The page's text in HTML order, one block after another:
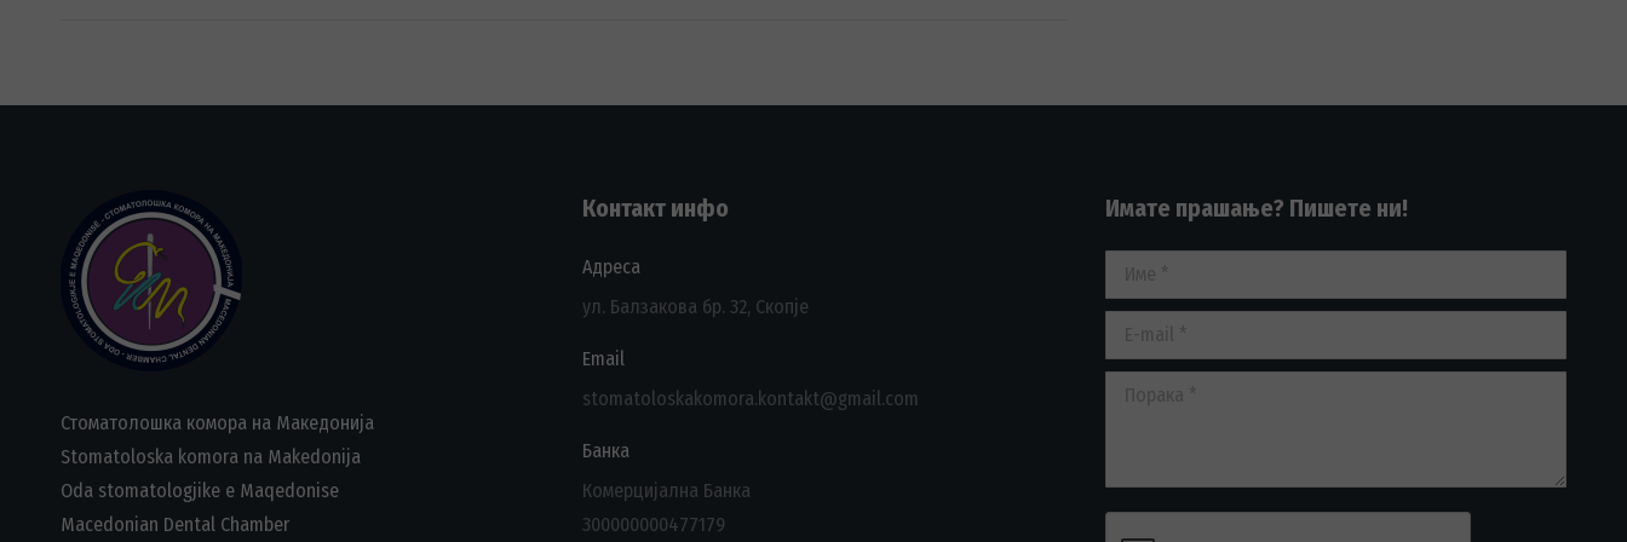
Стоматолошка комора на Македонија
Stomatoloska komora na Makedonija
Oda stomatologjike e Maqedonise
Macedonian Dental Chamber
Контакт инфо
Адреса
ул. Балзакова бр. 32, Скопје
Email
stomatoloskakomora.kontakt@gmail.com
Банка
Комерцијална Банка
300000000477179
Имате прашање? Пишете ни!